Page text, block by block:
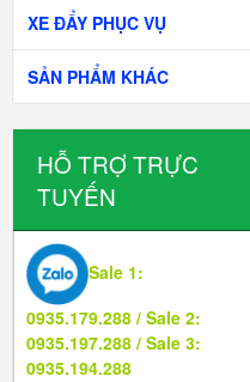
XE ĐẨY PHỤC VỤ
SẢN PHẨM KHÁC
HỖ TRỢ TRỰC
TUYẾN
Sale 1:
0935.179.288 / Sale 2:
0935.197.288 / Sale 3:
0935.194.288